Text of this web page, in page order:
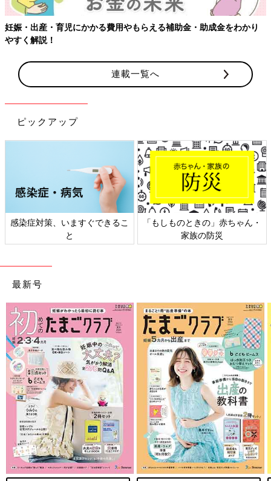
【ワクチン接種できるものも】妊婦の感染症対策、知っておいて！
連載一覧へ
ピックアップ
日本外来小児科学会リーフレッ
ト検討会
六星占術 細木かおりさんの人生
相談
最新号